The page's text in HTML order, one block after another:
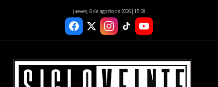
jueves, 6 de agosto de 2026 | 15:08